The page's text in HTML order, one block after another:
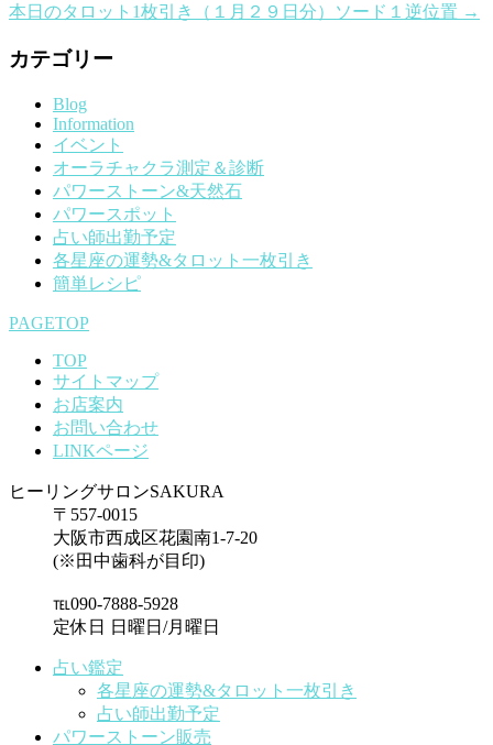
本日のタロット1枚引き（１月２９日分）ソード１逆位置 →
カテゴリー
Blog
Information
イベント
オーラチャクラ測定＆診断
パワーストーン&天然石
パワースポット
占い師出勤予定
各星座の運勢&タロット一枚引き
簡単レシピ
PAGETOP
TOP
サイトマップ
お店案内
お問い合わせ
LINKページ
ヒーリングサロンSAKURA
〒557-0015
大阪市西成区花園南1-7-20
(※田中歯科が目印)
℡090-7888-5928
定休日 日曜日/月曜日
占い鑑定
各星座の運勢&タロット一枚引き
占い師出勤予定
パワーストーン販売